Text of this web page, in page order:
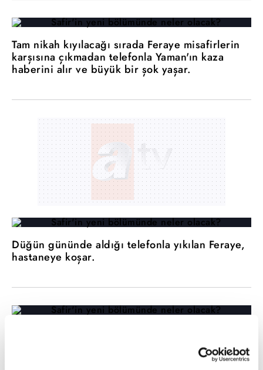
Tam nikah kıyılacağı sırada Feraye misafirlerin
karşısına çıkmadan telefonla Yaman'ın kaza
haberini alır ve büyük bir şok yaşar.
Düğün gününde aldığı telefonla yıkılan Feraye,
hastaneye koşar.